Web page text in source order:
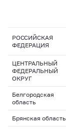
РОССИЙСКАЯ
ФЕДЕРАЦИЯ
ЦЕНТРАЛЬНЫЙ
ФЕДЕРАЛЬНЫЙ
ОКРУГ
Белгородская
область
Брянская область